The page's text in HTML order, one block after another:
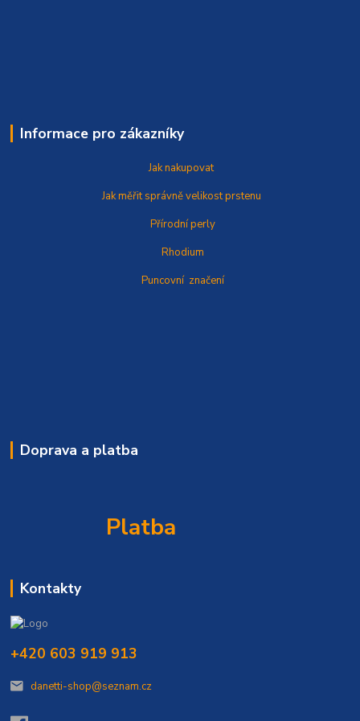
Informace pro zákazníky
Jak nakupovat
Jak měřit správněvelikost prstenu
Přírodní perly
Rhodium
Puncovní značení
Doprava a platba
Platba
Kontakty
+420 603 919 913
danetti-shop@seznam.cz